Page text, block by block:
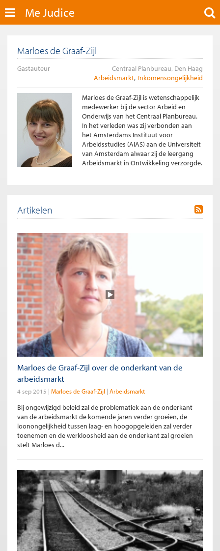
Me Judice
Marloes de Graaf-Zijl
Gastauteur
Centraal Planbureau, Den Haag
Arbeidsmarkt Inkomensongelijkheid
Marloes de Graaf-Zijl is wetenschappelijk
medewerker bij de sector Arbeid en
Onderwijs van het Centraal Planbureau.
In het verleden was zij verbonden aan
het Amsterdams Instituut voor
Arbeidsstudies (AIAS) aan de Universiteit
van Amsterdam alwaar zij de leergang
Arbeidsmarkt in Ontwikkeling verzorgde.
Artikelen
Marloes de Graaf-Zijl over de onderkant van de
arbeidsmarkt
4 sep 2015 Marloes de Graaf-Zijl Arbeidsmarkt
Bij ongewijzigd beleid zal de problematiek aan de onderkant
van de arbeidsmarkt de komende jaren verder groeien, de
loonongelijkheid tussen laag- en hoogopgeleiden zal verder
toenemen en de werkloosheid aan de onderkant zal groeien
stelt Marloes d...